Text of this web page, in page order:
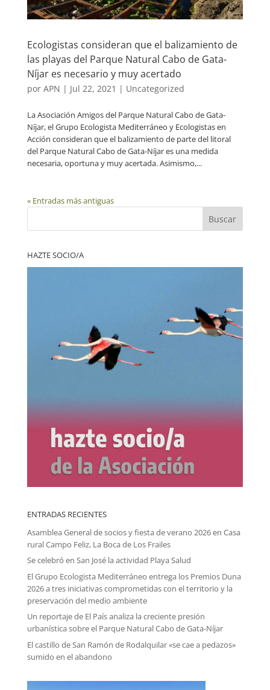
Ecologistas consideran que el balizamiento de
las playas del Parque Natural Cabo de Gata-
Níjar es necesario y muy acertado
por APN | Jul 22, 2021 | Uncategorized
La Asociación Amigos del Parque Natural Cabo de Gata-
Níjar, el Grupo Ecologista Mediterráneo y Ecologistas en
Acción consideran que el balizamiento de parte del litoral
del Parque Natural Cabo de Gata-Níjar es una medida
necesaria, oportuna y muy acertada. Asimismo,...
« Entradas más antiguas
Buscar
HAZTE SOCIO/A
ENTRADAS RECIENTES
Asamblea General de socios y fiesta de verano 2026 en Casa
rural Campo Feliz, La Boca de Los Frailes
Se celebró en San José la actividad Playa Salud
El Grupo Ecologista Mediterráneo entrega los Premios Duna
2026 a tres iniciativas comprometidas con el territorio y la
preservación del medio ambiente
Un reportaje de El País analiza la creciente presión
urbanística sobre el Parque Natural Cabo de Gata-Níjar
El castillo de San Ramón de Rodalquilar «se cae a pedazos»
sumido en el abandono